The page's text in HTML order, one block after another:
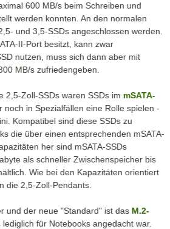
600 MB/s beim Schreiben und
werden konnten. An den normalen
und 3,5-SSDs angeschlossen werden.
II-Port besitzt, kann zwar
nutzen, muss sich dann aber mit
MB/s zufriedengeben.
2,5-Zoll-SSDs waren SSDs immSATA-
noch in Spezialfällen eine Rolle spielen -
Kompatibel sind diese SSDs zu
die über einen entsprechenden mSATA-
her sind mSATA-SSDs
als schneller Zwischenspeicher bis
Wie bei den Kapazitäten orientiert
die 2,5-Zoll-Pendants.
und der neue "Standard" ist dasM.2-
lediglich für Notebooks angedacht war.